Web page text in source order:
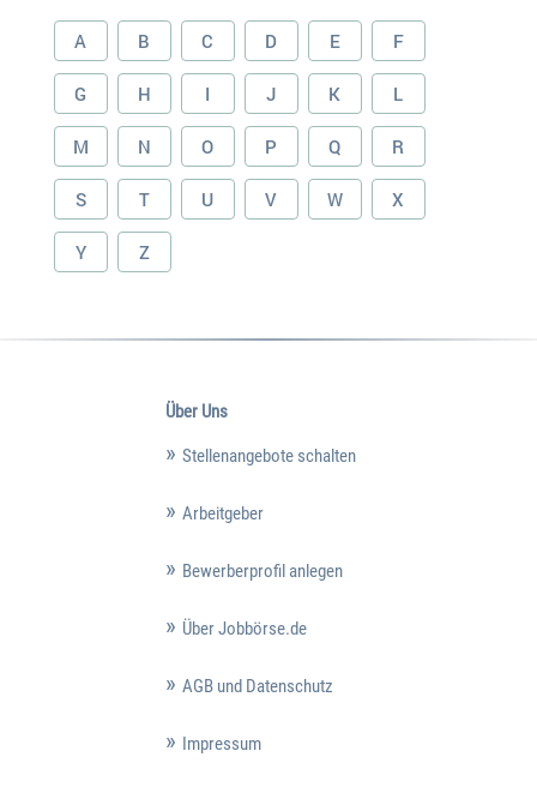
A B C D E F
G H I J K L
M N O P Q R
S T U V W X
Y Z
Über Uns
Stellenangebote schalten
Arbeitgeber
Bewerberprofil anlegen
Über Jobbörse.de
AGB und Datenschutz
Impressum